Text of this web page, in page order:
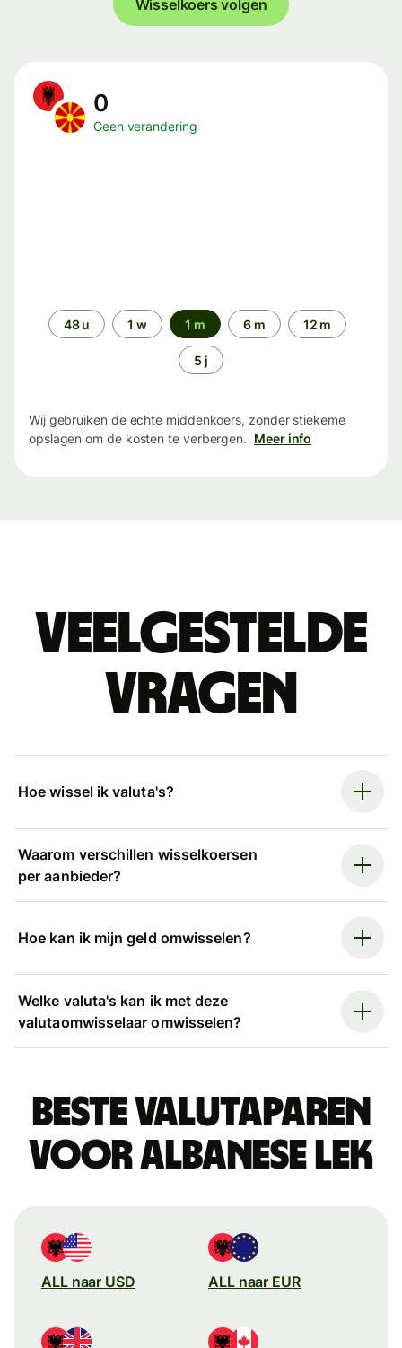
Wisselkoers volgen
0
Geen verandering
Periode48 u 1 w 1 m 6 m 12 m
5 j
Wij gebruiken de echte middenkoers, zonder stiekeme
opslagen om de kosten te verbergen. Meer info
Veelgestelde
vragen
Hoe wissel ik valuta's?
Waarom verschillen wisselkoersen
per aanbieder?
Hoe kan ik mijn geld omwisselen?
Welke valuta's kan ik met deze
valutaomwisselaar omwisselen?
Beste valutaparen
voor Albanese lek
ALL naar USD ALL naar EUR